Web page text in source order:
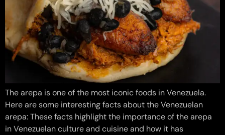
The arepa is one of the most iconic foods in Venezuela.
Here are some interesting facts about the Venezuelan
arepa: These facts highlight the importance of the arepa
in Venezuelan culture and cuisine and how it has